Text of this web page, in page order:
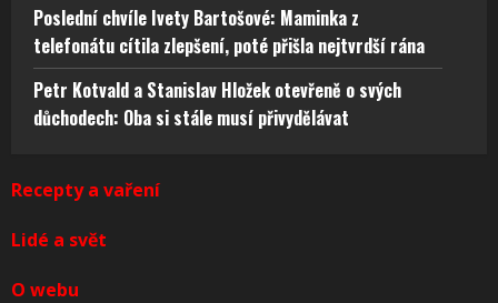
Poslední chvíle Ivety Bartošové: Maminka z
telefonátu cítila zlepšení, poté přišla nejtvrdší rána
Petr Kotvald a Stanislav Hložek otevřeně o svých
důchodech: Oba si stále musí přivydělávat
Recepty a vaření
Lidé a svět
O webu